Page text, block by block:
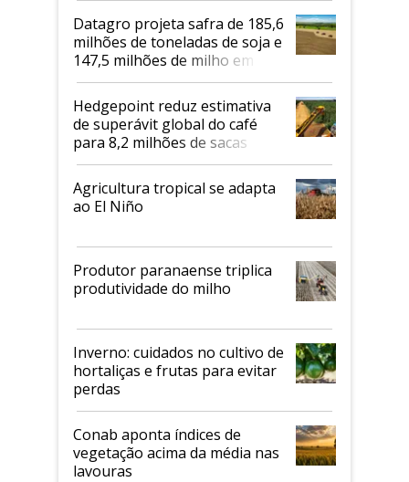
Datagro projeta safra de 185,6
milhões de toneladas de soja e
147,5 milhões de milho em
2026/27
Hedgepoint reduz estimativa
de superávit global do café
para 8,2 milhões de sacas
Agricultura tropical se adapta
ao El Niño
Produtor paranaense triplica
produtividade do milho
Inverno: cuidados no cultivo de
hortaliças e frutas para evitar
perdas
Conab aponta índices de
vegetação acima da média nas
lavouras